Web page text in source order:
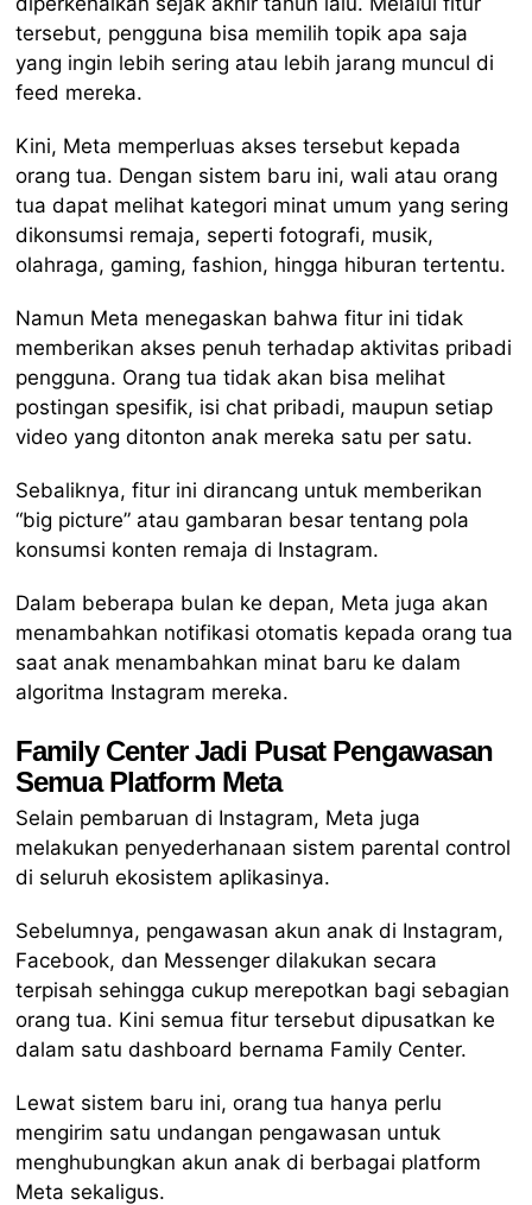
tersebut, pengguna bisa memilih topik apa saja
yang ingin lebih sering atau lebih jarang muncul di
feed mereka.
Kini, Meta memperluas akses tersebut kepada
orang tua. Dengan sistem baru ini, wali atau orang
tua dapat melihat kategori minat umum yang sering
dikonsumsi remaja, seperti fotografi, musik,
olahraga, gaming, fashion, hingga hiburan tertentu.
Namun Meta menegaskan bahwa fitur ini tidak
memberikan akses penuh terhadap aktivitas pribadi
pengguna. Orang tua tidak akan bisa melihat
postingan spesifik, isi chat pribadi, maupun setiap
video yang ditonton anak mereka satu per satu.
Sebaliknya, fitur ini dirancang untuk memberikan
“big picture” atau gambaran besar tentang pola
konsumsi konten remaja di Instagram.
Dalam beberapa bulan ke depan, Meta juga akan
menambahkan notifikasi otomatis kepada orang tua
saat anak menambahkan minat baru ke dalam
algoritma Instagram mereka.
Family Center Jadi Pusat Pengawasan
Semua Platform Meta
Selain pembaruan di Instagram, Meta juga
melakukan penyederhanaan sistem parental control
di seluruh ekosistem aplikasinya.
Sebelumnya, pengawasan akun anak di Instagram,
Facebook, dan Messenger dilakukan secara
terpisah sehingga cukup merepotkan bagi sebagian
orang tua. Kini semua fitur tersebut dipusatkan ke
dalam satu dashboard bernama Family Center.
Lewat sistem baru ini, orang tua hanya perlu
mengirim satu undangan pengawasan untuk
menghubungkan akun anak di berbagai platform
Meta sekaligus.